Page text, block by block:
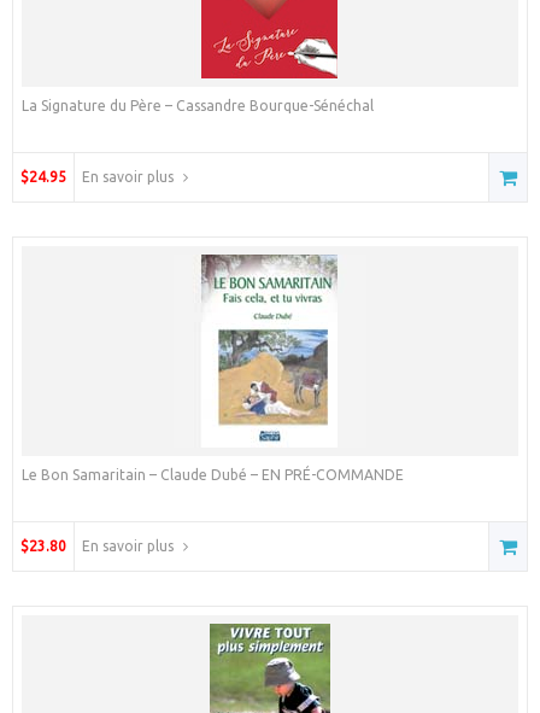
La Signature du Père – Cassandre Bourque-Sénéchal
$24.95 En savoir plus
Le Bon Samaritain – Claude Dubé – EN PRÉ-COMMANDE
$23.80 En savoir plus